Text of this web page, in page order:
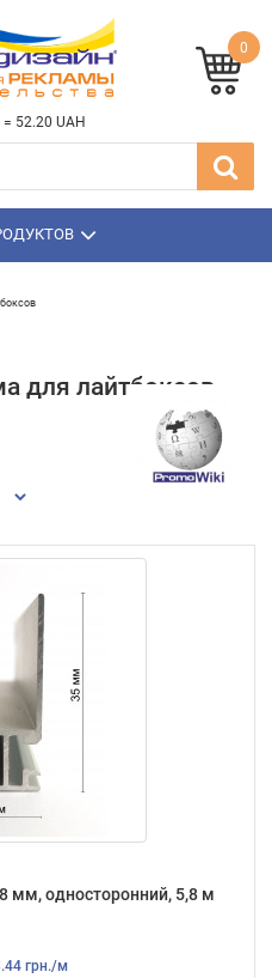
= 52.20 UAH
0
для лайтбоксов
односторонний, 5,8 м
грн./м